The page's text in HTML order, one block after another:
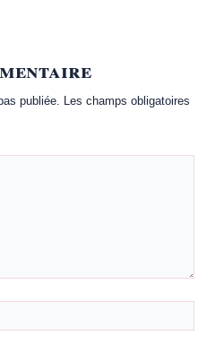
publiée.
Les champs obligatoires